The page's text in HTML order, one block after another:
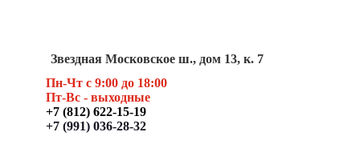
Звездная Московское ш., дом 13, к. 7
Пн-Чт с 9:00 до 18:00
Пт-Вс - выходные
+7 (812) 622-15-19
+7 (991) 036-28-32